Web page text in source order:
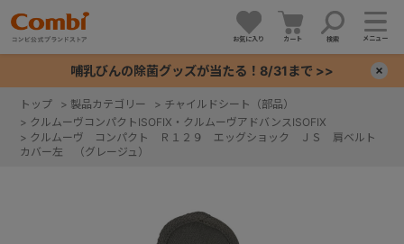
お気に入り カート 検索 メニュー
哺乳びんの除菌グッズが当たる！8/31まで >>
トップ > 製品カテゴリー > チャイルドシート（部品）
> クルムーヴコンパクトISOFIX・クルムーヴアドバンスISOFIX
> クルムーヴ コンパクト Ｒ１２９ エッグショック ＪＳ 肩ベルト
カバー左 （グレージュ）